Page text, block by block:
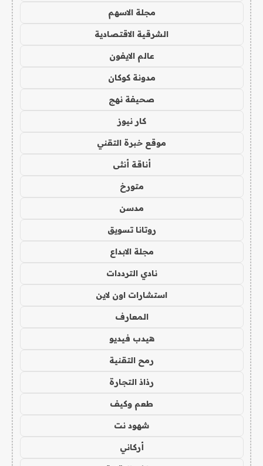
مجلة الاسهم
الشرقية الاقتصادية
عالم الايفون
مدونة كوكان
صحيفة نهج
كار نيوز
موقع خبرة التقني
أناقة أنثى
متورخ
مدسن
روتانا تسويق
مجلة الابداع
نادي الترددات
استشارات اون لاين
المعارف
هيدب فيديو
رمح التقنية
رذاذ التجارة
طعم وكيف
شهود نت
أركاني